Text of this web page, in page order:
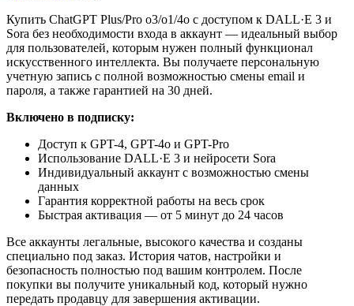
Купить ChatGPT Plus/Pro o3/o1/4o с доступом к DALL·E 3 и
Sora без необходимости входа в аккаунт — идеальный выбор
для пользователей, которым нужен полный функционал
искусственного интеллекта. Вы получаете персональную
учетную запись с полной возможностью смены email и
пароля, а также гарантией на 30 дней.
Включено в подписку:
Доступ к GPT-4, GPT-4o и GPT-Pro
Использование DALL·E 3 и нейросети Sora
Индивидуальный аккаунт с возможностью смены
данных
Гарантия корректной работы на весь срок
Быстрая активация — от 5 минут до 24 часов
Все аккаунты легальные, высокого качества и созданы
специально под заказ. История чатов, настройки и
безопасность полностью под вашим контролем. После
покупки вы получите уникальный код, который нужно
передать продавцу для завершения активации.